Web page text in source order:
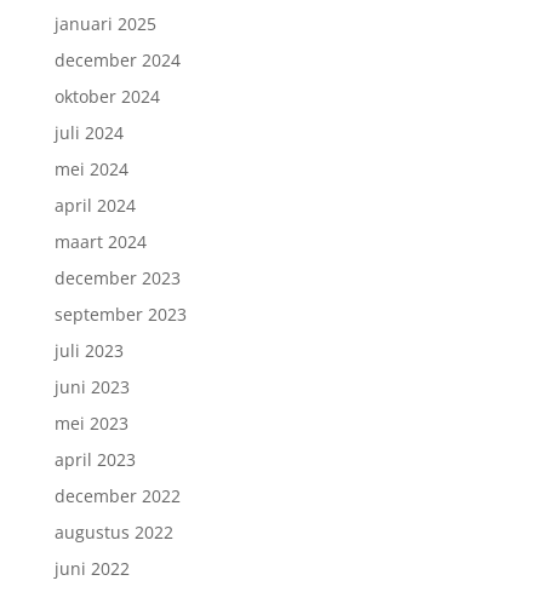
januari 2025
december 2024
oktober 2024
juli 2024
mei 2024
april 2024
maart 2024
december 2023
september 2023
juli 2023
juni 2023
mei 2023
april 2023
december 2022
augustus 2022
juni 2022